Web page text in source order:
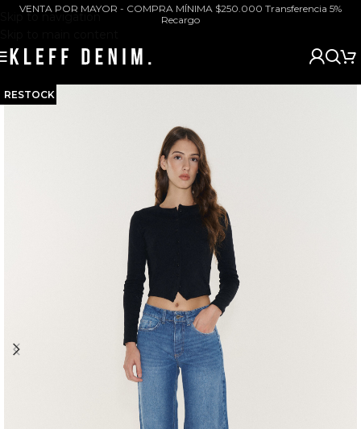
Skip to navigation
VENTA POR MAYOR - COMPRA MÍNIMA $250.000 Transferencia 5%
Recargo
RESTOCK